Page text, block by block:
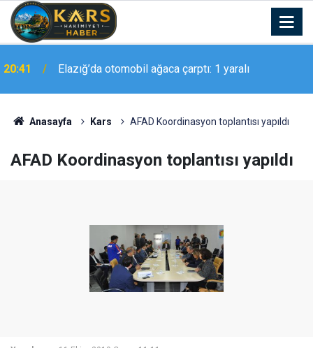
18:58 Elazığ’da anız yangını
Anasayfa Kars AFAD Koordinasyon toplantısı yapıldı
AFAD Koordinasyon toplantısı yapıldı